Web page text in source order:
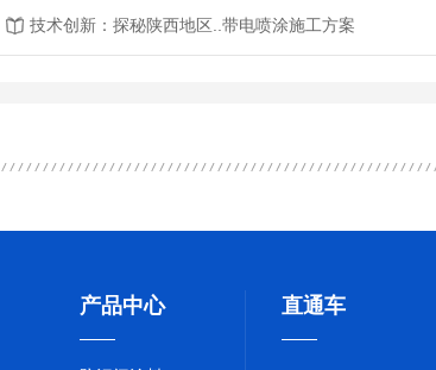
技术创新：探秘陕西地区..带电喷涂施工方案
产品中心 直通车